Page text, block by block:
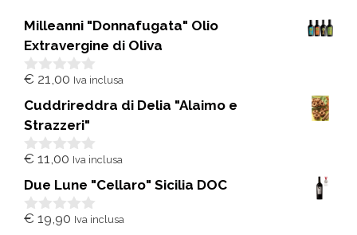
Milleanni "Donnafugata" Olio
Extravergine di Oliva
0
u
5
€ 21,00 Iva inclusa
Cuddrireddra di Delia "Alaimo e
Strazzeri"
0
u
5
€ 11,00 Iva inclusa
Due Lune "Cellaro" Sicilia DOC
0
€ 19,90 Iva inclusa